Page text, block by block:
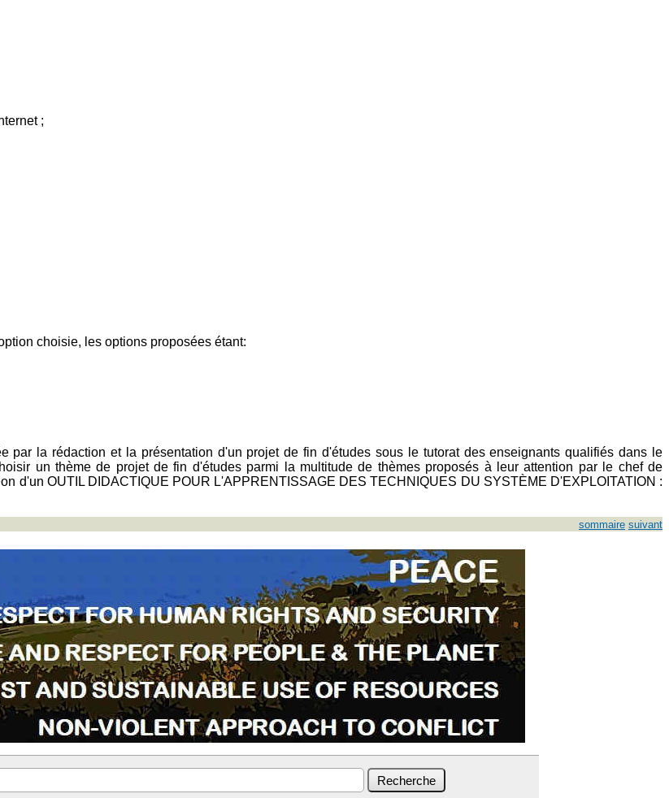
;
choisie, les options proposées étant:
par la rédaction et la présentation d'un projet de fin d'études sous le tutorat des enseignants qualifiés dans le
un thème de projet de fin d'études parmi la multitude de thèmes proposés à leur attention par le chef de
d'un OUTIL DIDACTIQUE POUR L'APPRENTISSAGE DES TECHNIQUES DU SYSTÈME D'EXPLOITATION :
sommaire suivant